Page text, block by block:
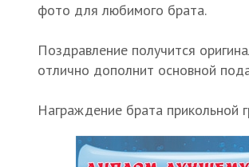
фото для любимого брата.
Поздравление получится
отлично дополнит основной
Награждение брата прикольной